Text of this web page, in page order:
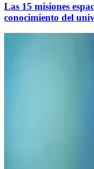
Las 15 misiones
conocimiento del